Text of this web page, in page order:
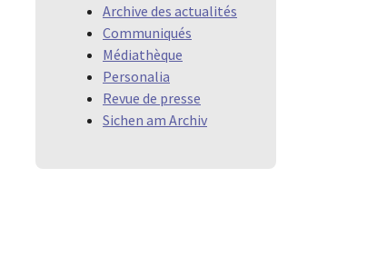
Archive des actualités
Communiqués
Médiathèque
Personalia
Revue de presse
Sichen am Archiv